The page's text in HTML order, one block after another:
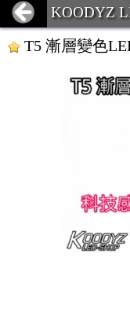
KOODYZ
T5 漸層變色